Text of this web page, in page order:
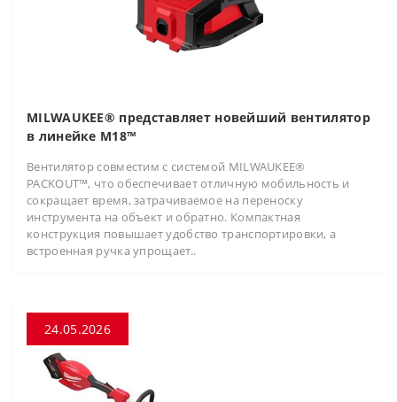
MILWAUKEE® представляет новейший вентилятор
в линейке M18™
Вентилятор совместим с системой MILWAUKEE®
PACKOUT™, что обеспечивает отличную мобильность и
сокращает время, затрачиваемое на переноску
инструмента на объект и обратно. Компактная
конструкция повышает удобство транспортировки, а
встроенная ручка упрощает..
24.05.2026